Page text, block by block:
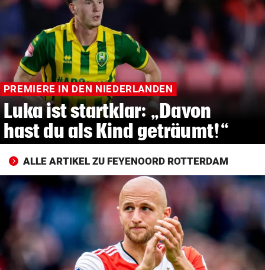
© Krone Multimedia GmbH & Co KG 2026
Muthgasse 2, 1190 Wien
PREMIERE IN DEN NIEDERLANDEN
Luka ist startklar: „Davon
hast du als Kind geträumt!“
ALLE ARTIKEL ZU FEYENOORD ROTTERDAM